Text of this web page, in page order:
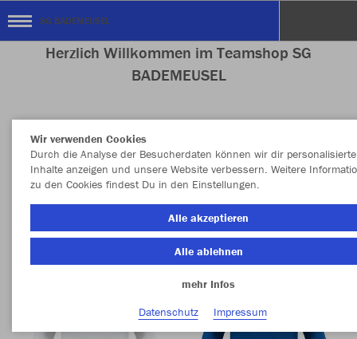
SG BADEMEUSEL
Herzlich Willkommen im Teamshop SG
BADEMEUSEL
Nachhaltig Farbe
Wir verwenden Cookies
Durch die Analyse der Besucherdaten können wir dir personalisierte
Inhalte anzeigen und unsere Website verbessern. Weitere
zu den Cookies findest Du in den Einstellungen.
Alle akzeptieren
Alle ablehnen
mehr Infos
Datenschutz
Impressum